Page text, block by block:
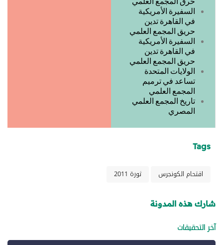
السفيرة الأمريكية
في القاهرة تدين
حريق المجمع العلمي
السفيرة الأمريكية
في القاهرة تدين
حريق المجمع العلمي
الولايات المتحدة
تساعد في ترميم
المجمع العلمي
تاريخ المجمع العلمي
المصري
Tags
اقتحام الكونجرس ثورة 2011
شارك هذه المدونة
آخر التحقيقات